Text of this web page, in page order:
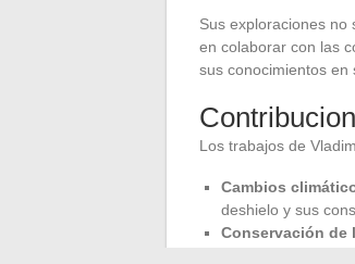
Sus exploraciones no
en colaborar con las
sus conocimientos en
Los trabajos de
Cambios
deshielo y sus
Conservación de